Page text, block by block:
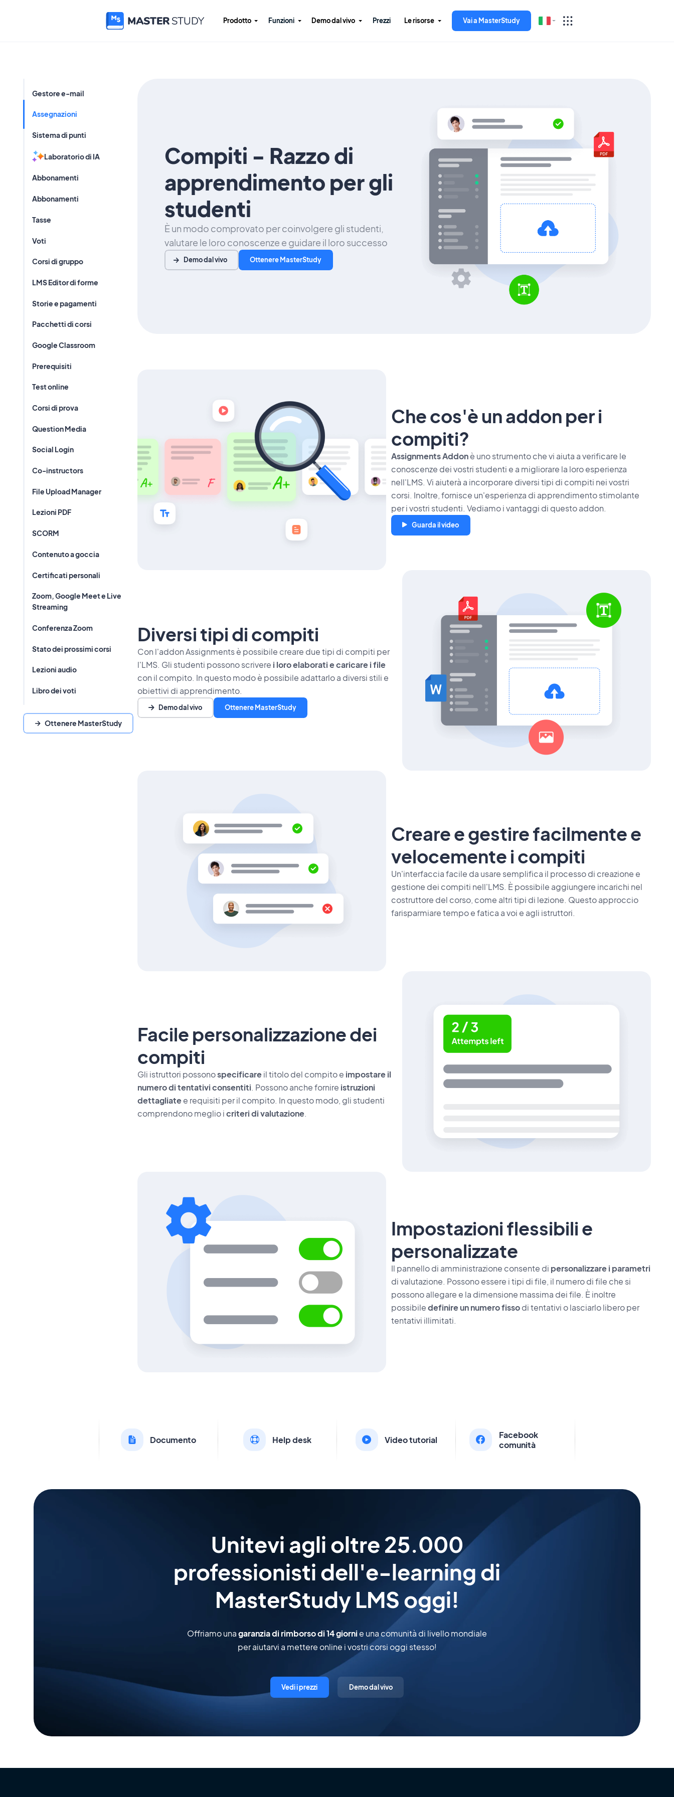
Prodotto Funzioni Demo dal vivo Prezzi Le risorse Vai a MasterStudy
Gestore e-mail
Assegnazioni
Sistema di punti
Laboratorio di IA
Abbonamenti
Abbonamenti
Tasse
Voti
Corsi di gruppo
LMS Editor di forme
Storie e pagamenti
Pacchetti di corsi
Google Classroom
Prerequisiti
Test online
Corsi di prova
Question Media
Social Login
Co-instructors
File Upload Manager
Lezioni PDF
SCORM
Contenuto a goccia
Certificati personali
Zoom, Google Meet e Live
Streaming
Conferenza Zoom
Stato dei prossimi corsi
Lezioni audio
Libro dei voti
Ottenere MasterStudy
Compiti - Razzo di
apprendimento per gli
studenti
È un modo comprovato per coinvolgere gli studenti,
valutare le loro conoscenze e guidare il loro successo
Demo dal vivo Ottenere MasterStudy
Che cos'è un addon per i
compiti?
Assignments Addonè uno strumento che vi aiuta a verificare le
conoscenze dei vostri studenti e a migliorare la loro esperienza
nell'LMS. Vi aiuterà a incorporare diversi tipi di compiti nei vostri
corsi. Inoltre, fornisce un'esperienza di apprendimento stimolante
per i vostri studenti. Vediamo i vantaggi di questo addon.
Guarda il video
Diversi tipi di compiti
Con l'addon Assignments è possibile creare due tipi di compiti per
l'LMS. Gli studenti possono scrivere i loro elaborati e caricare i file
con il compito. In questo modo è possibile adattarlo a diversi stili e
obiettivi di apprendimento.
Demo dal vivo Ottenere MasterStudy
Creare e gestire facilmente e
velocemente i compiti
Un'interfaccia facile da usare semplifica il processo di creazione e
gestione dei compiti nell'LMS. È possibile aggiungere incarichi nel
costruttore del corso, come altri tipi di lezione. Questo approccio
farisparmiare tempo e fatica a voi e agli istruttori.
Facile personalizzazione dei
compiti
Gli istruttori possonospecificareil titolo del compito e impostare il
numero di tentativi consentiti. Possono anche fornire istruzioni
dettagliatee requisiti per il compito. In questo modo, gli studenti
comprendono meglio icriteri di valutazione.
Impostazioni flessibili e
personalizzate
Il pannello di amministrazione consente di personalizzare i parametri
di valutazione. Possono essere i tipi di file, il numero di file che si
possono allegare e la dimensione massima dei file. È inoltre
possibiledefinire un numero fissodi tentativi o lasciarlo libero per
tentativi illimitati.
Documento Help desk Video tutorial
Facebook
comunità
Unitevi agli oltre 25.000
professionisti dell'e-learning di
MasterStudy LMS oggi!
Offriamo unagaranzia di rimborso di 14 giornie una comunità di livello mondiale
per aiutarvi a mettere online i vostri corsi oggi stesso!
Vedi i prezzi Demo dal vivo